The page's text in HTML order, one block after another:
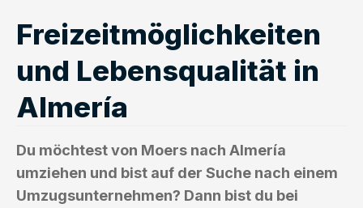
Freizeitmöglichkeiten
und Lebensqualität in
Almería
Du möchtest von Moers nach Almería
umziehen und bist auf der Suche nach einem
Umzugsunternehmen? Dann bist du bei